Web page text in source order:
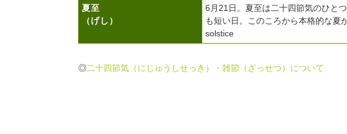
夏至
（げし）
6月21日。夏至は二十四節気のひと
も短い日。このころから本格的な夏
solstice
◎二十四節気（にじゅうしせっき）・雑節（ざっせつ）について